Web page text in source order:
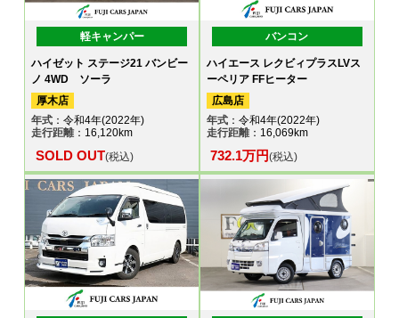
軽キャンパー
ハイゼット ステージ21 バンビー
ノ 4WD ソーラ
厚木店
年式 ：令和4年(2022年)
走行距離：16,120km
SOLD OUT(税込)
バンコン
ハイエース レクビィプラスLVス
ーペリア FFヒーター
広島店
年式：令和4年(2022年)
走行距離：16,069km
732.1万円(税込)